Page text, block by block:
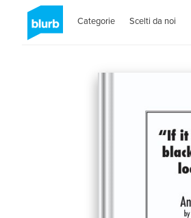
Categorie Scelti da noi